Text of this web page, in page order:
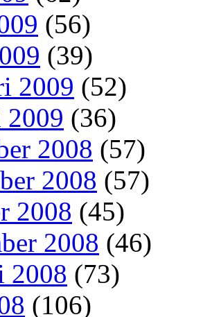
(56)
(39)
2009 (52)
2009 (36)
2008 (57)
2008 (57)
2008 (45)
2008 (46)
2008 (73)
(106)